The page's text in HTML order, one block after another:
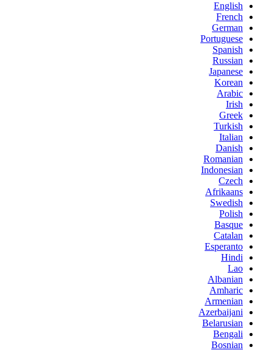
English
French
German
Portuguese
Spanish
Russian
Japanese
Korean
Arabic
Irish
Greek
Turkish
Italian
Danish
Romanian
Indonesian
Czech
Afrikaans
Swedish
Polish
Basque
Catalan
Esperanto
Hindi
Lao
Albanian
Amharic
Armenian
Azerbaijani
Belarusian
Bengali
Bosnian